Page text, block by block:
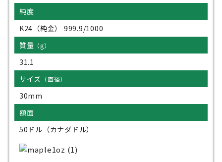
純度
K24（純金） 999.9/1000
質量 （g）
31.1
サイズ （直径）
30mm
額面
50ドル（カナダドル）